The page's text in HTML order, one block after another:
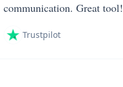
communication. Great tool!
Trustpilot